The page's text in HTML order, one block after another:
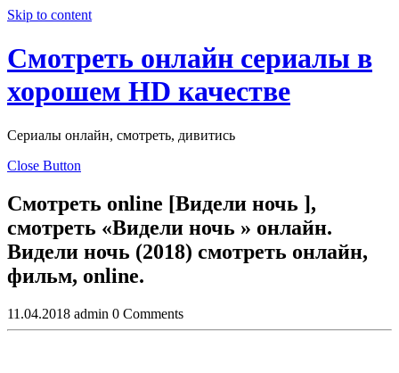
Skip to content
Смотреть онлайн сериалы в
хорошем HD качестве
Сериалы онлайн, смотреть, дивитись
Close Button
Смотреть online [Видели ночь ],
смотреть «Видели ночь » онлайн.
Видели ночь (2018) смотреть онлайн,
фильм, online.
11.04.2018 admin 0 Comments